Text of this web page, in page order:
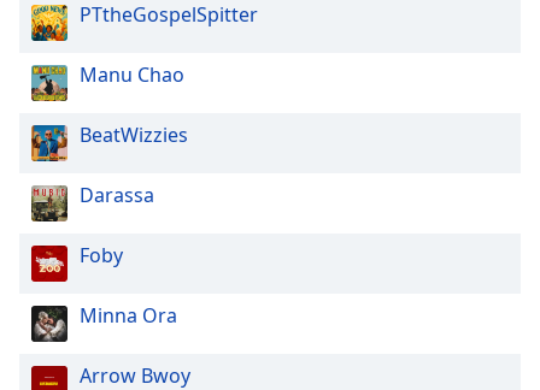
Reset
Done
Modal
Dialog
End
window.
PTtheGospelSpitter
Manu Chao
BeatWizzies
Darassa
Foby
Minna Ora
Arrow Bwoy